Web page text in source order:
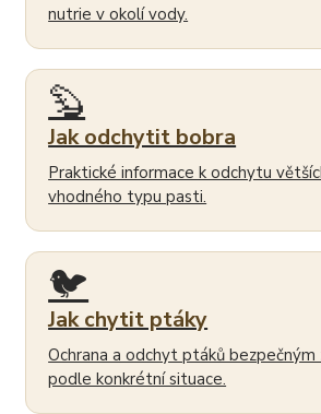
nutrie v okolí vody.
🦫
Jak odchytit bobra
Praktické informace k odchytu
vhodného typu pasti.
🐦
Jak chytit ptáky
Ochrana a odchyt ptáků bezpečným
podle konkrétní situace.